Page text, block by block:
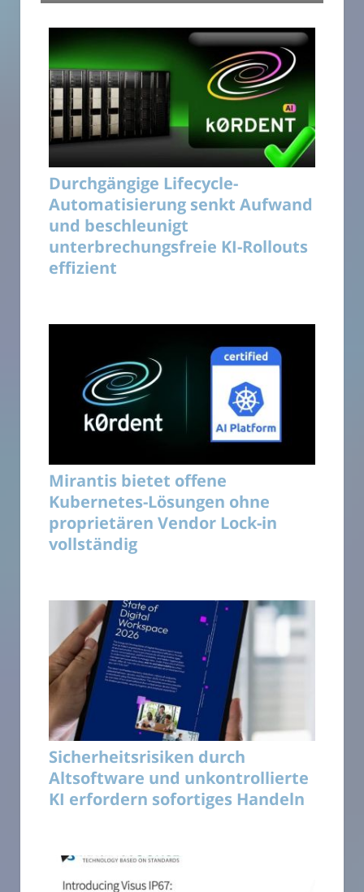
Durchgängige Lifecycle-
Automatisierung senkt Aufwand
und beschleunigt
unterbrechungsfreie KI-Rollouts
effizient
Mirantis bietet offene
Kubernetes-Lösungen ohne
proprietären Vendor Lock-in
vollständig
Sicherheitsrisiken durch
Altsoftware und unkontrollierte
KI erfordern sofortiges Handeln